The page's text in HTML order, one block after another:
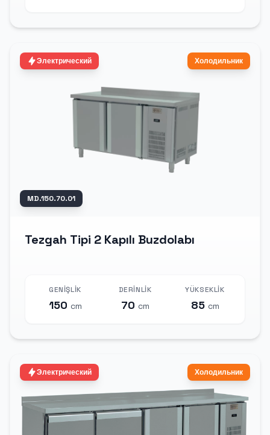
MD.150.70.01
Электрический Холодильник
Tezgah Tipi 2 Kapılı Buzdolabı
GENIŞLIK
150 cm
DERINLIK
70 cm
YÜKSEKLIK
85 cm
Электрический Холодильник